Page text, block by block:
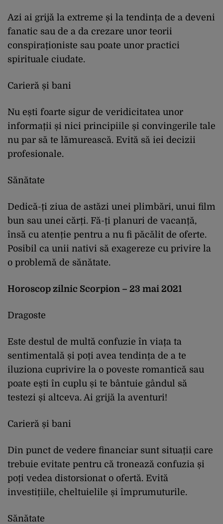
Azi ai grijă la extreme și la tendința de a deveni
fanatic sau de a da crezare unor teorii
conspiraționiste sau poate unor practici
spirituale ciudate.
Carieră și bani
Nu ești foarte sigur de veridicitatea unor
informații și nici principiile și convingerile tale
nu par să te lămurească. Evită să iei decizii
profesionale.
Sănătate
Dedică-ți ziua de astăzi unei plimbări, unui film
bun sau unei cărți. Fă-ți planuri de vacanță,
însă cu atenție pentru a nu fi păcălit de oferte.
Posibil ca unii nativi să exagereze cu privire la
o problemă de sănătate.
Horoscop zilnic Scorpion – 23 mai 2021
Dragoste
Este destul de multă confuzie în viața ta
sentimentală și poți avea tendința de a te
iluziona cuprivire la o poveste romantică sau
poate ești în cuplu și te bântuie gândul să
testezi și altceva. Ai grijă la aventuri!
Carieră și bani
Din punct de vedere financiar sunt situații care
trebuie evitate pentru că tronează confuzia și
poți vedea distorsionat o ofertă. Evită
investițiile, cheltuielile și împrumuturile.
Sănătate